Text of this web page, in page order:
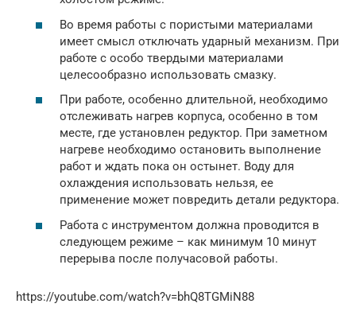
Во время работы с пористыми материалами
имеет смысл отключать ударный механизм. При
работе с особо твердыми материалами
целесообразно использовать смазку.
При работе, особенно длительной, необходимо
отслеживать нагрев корпуса, особенно в том
месте, где установлен редуктор. При заметном
нагреве необходимо остановить выполнение
работ и ждать пока он остынет. Воду для
охлаждения использовать нельзя, ее
применение может повредить детали редуктора.
Работа с инструментом должна проводится в
следующем режиме – как минимум 10 минут
перерыва после получасовой работы.
https://youtube.com/watch?v=bhQ8TGMiN88